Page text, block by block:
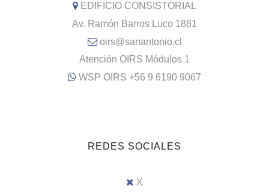
EDIFICIO CONSISTORIAL
Av. Ramón Barros Luco 1881
oirs@sanantonio.cl
Atención OIRS Módulos 1
WSP OIRS +56 9 6190 9067
REDES SOCIALES
X